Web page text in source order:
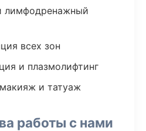
лимфодренажный
всех зон
и плазмолифтинг
и татуаж
работы с нами